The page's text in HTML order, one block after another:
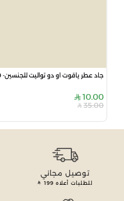
جاد عطر ياقوت او دو تواليت للجنسين- 100 مل
10.00
35.00
توصيل مجاني
للطلبات أعلاه 199